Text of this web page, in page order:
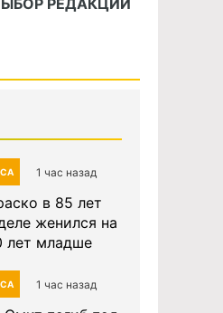
РЕДАКЦИИ
1 час назад
в 85 лет
женился на
лет младше
1 час назад